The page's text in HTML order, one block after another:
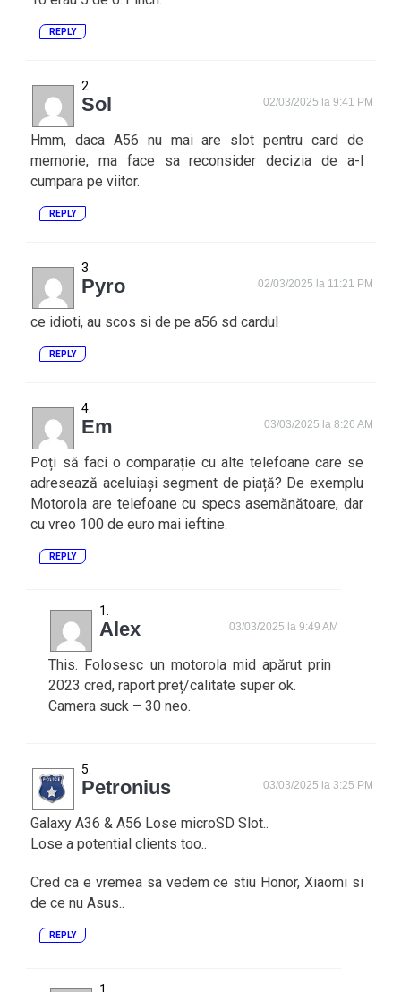
REPLY
Sol 02/03/2025 la 9:41 PM
Hmm, daca A56 nu mai are slot pentru card de
memorie, ma face sa reconsider decizia de a-l
cumpara pe viitor.
REPLY
Pyro 02/03/2025 la 11:21 PM
ce idioti, au scos si de pe a56 sd cardul
REPLY
Em 03/03/2025 la 8:26 AM
Poți să faci o comparație cu alte telefoane care se
adresează aceluiași segment de piață? De exemplu
Motorola are telefoane cu specs asemănătoare, dar
cu vreo 100 de euro mai ieftine.
REPLY
Alex 03/03/2025 la 9:49 AM
This. Folosesc un motorola mid apărut prin
2023 cred, raport preț/calitate super ok.
Camera suck – 30 neo.
Petronius 03/03/2025 la 3:25 PM
Galaxy A36 & A56 Lose microSD Slot..
Lose a potential clients too..
Cred ca e vremea sa vedem ce stiu Honor, Xiaomi si
de ce nu Asus..
REPLY